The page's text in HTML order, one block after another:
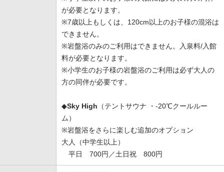
が必要となります。
※7歳以上もしくは、120cm以上のお子様の混浴は
できません。
※岩盤浴のみのご利用はできません。入泉料/入館
料が必要となります。
※小学生のお子様の岩盤浴のご利用は必ず大人の
方の同伴が必要です。
◆Sky High⁩ （テントサウナ ・-20℃クールルー
ム）
※岩盤浴をさらに楽しむ追加のオプション
大人（中学生以上）
平日 700円／土日祝 800円